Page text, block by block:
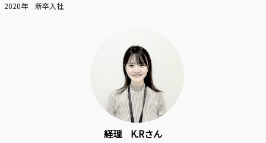
ギャラリー
グループ合同採用情報
2020年 新卒入社
経理 K.Rさん